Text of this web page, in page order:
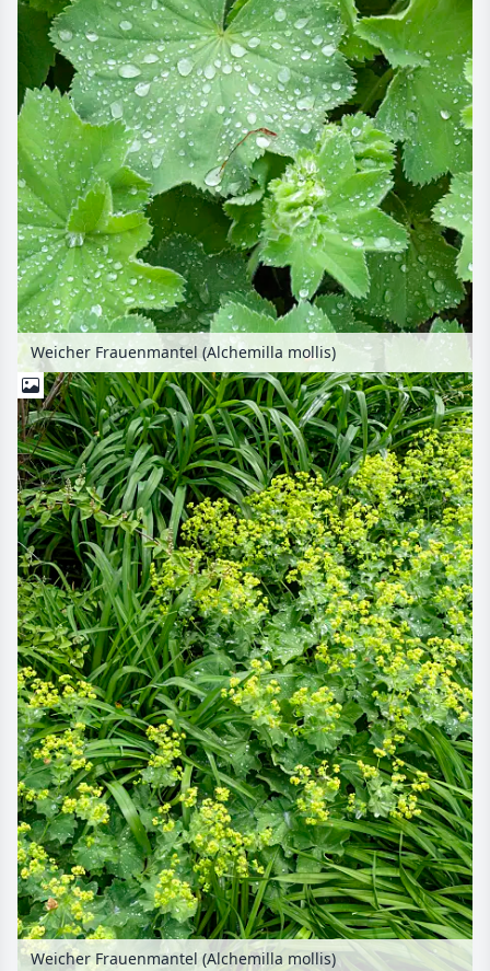
Weicher Frauenmantel (Alchemilla mollis)
Weicher Frauenmantel (Alchemilla mollis)